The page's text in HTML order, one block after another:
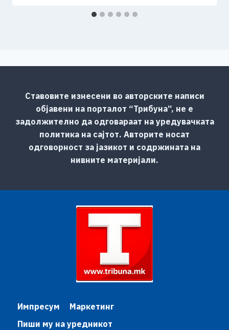
Ставовите изнесени во авторските написи
објавени на порталот “Трибуна”, не е
задолжително да одговараат на уредувачката
политика на сајтот. Авторите носат
одговорност за јазикот и содржината на
нивните материјали.
Импресум
Маркетинг
Пиши му на уредникот